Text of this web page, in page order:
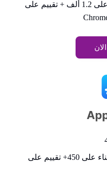
تم التقييم 4.8 / 5 بناء على 1.2 ألف + تقييم على Google